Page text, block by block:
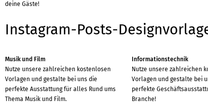
deine Gäste!
Instagram-Posts-
Musik und Film
Nutze unsere zahlreichen kostenlosen
Vorlagen und gestalte bei uns die
perfekte Ausstattung für alles Rund ums
Thema Musik und Film.
Informationstechnik
Nutze unsere zahlreichen
Vorlagen und gestalte bei
perfekte
Branche!